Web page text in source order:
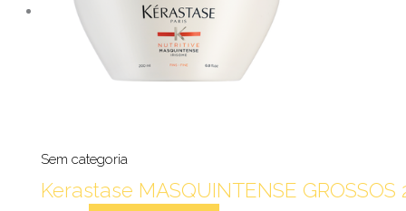
Sem categoria
Kerastase MASQUINTENSE GROSSOS